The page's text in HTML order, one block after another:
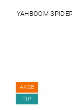
YAHBOOM
AKCE
TIP